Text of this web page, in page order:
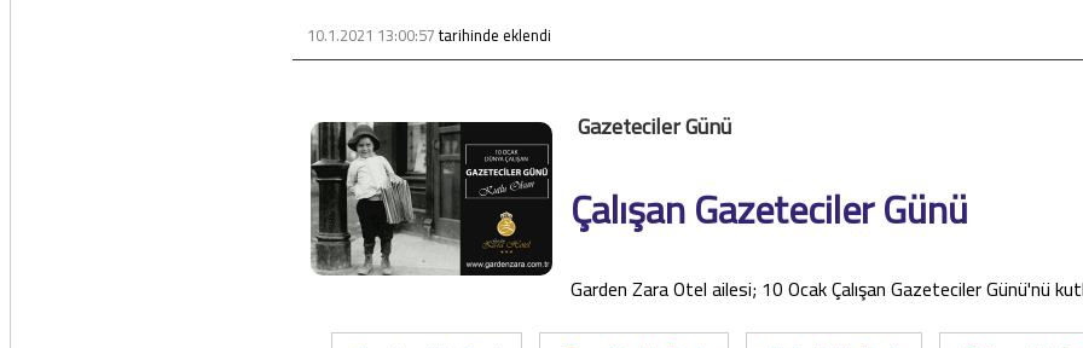
10.1.2021 13:00:57tarihinde eklendi
Gazeteciler Günü
Çalışan Gazeteciler Günü
Garden Zara Otel ailesi; 10 Ocak Çalışan Gazeteciler Günü'nü